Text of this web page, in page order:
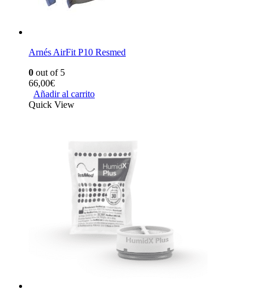
Arnés AirFit P10 Resmed
0 out of 5
66,00€
Añadir al carrito
Quick View